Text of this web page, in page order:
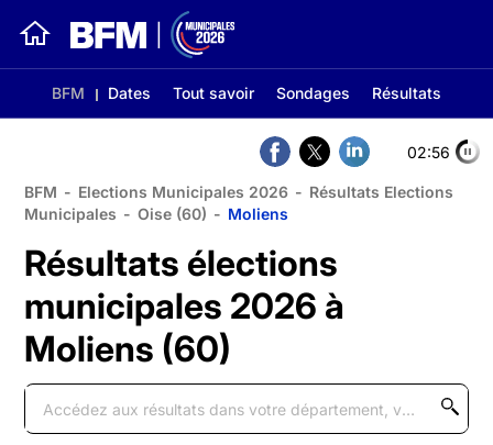
BFM Dates Tout savoir Sondages Résultats
02:56
BFM - Elections Municipales 2026 - Résultats Elections
Municipales - Oise (60) - Moliens
Résultats élections
municipales 2026 à
Moliens (60)